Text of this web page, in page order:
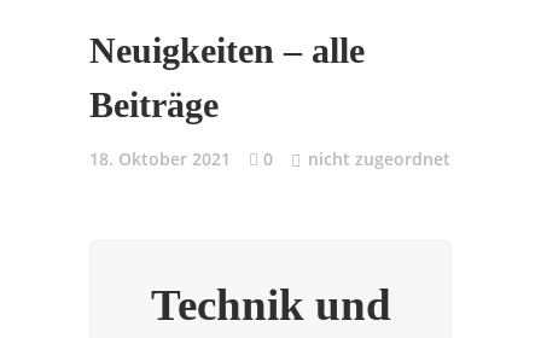
Neuigkeiten – alle
Beiträge
18. Oktober 2021 0 nicht zugeordnet
Technik und